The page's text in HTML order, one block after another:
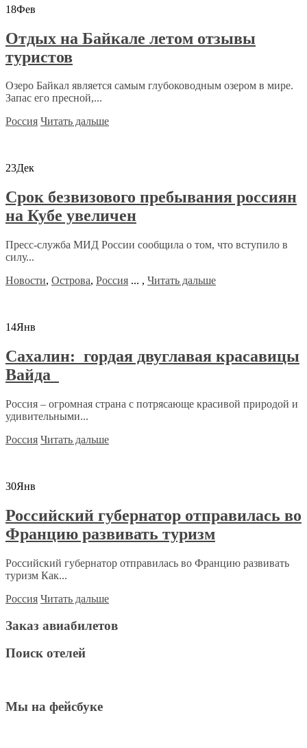
18Фев
Отдых на Байкале летом отзывы
туристов
Озеро Байкал является самым глубоководным озером в мире.
Запас его пресной,...
Россия Читать дальше
23Дек
Срок безвизового пребывания россиян
на Кубе увеличен
Пресс-служба МИД России сообщила о том, что вступило в
силу...
Новости, Острова, Россия ... , Читать дальше
14Янв
Сахалин: гордая двуглавая красавицы
Вайда
Россия – огромная страна с потрясающе красивой природой и
удивительными...
Россия Читать дальше
30Янв
Российский губернатор отправилась во
Францию развивать туризм
Российский губернатор отправилась во Францию развивать
туризм Как...
Россия Читать дальше
Заказ авиабилетов
Поиск отелей
Мы на фейсбуке